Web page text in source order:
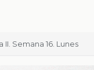
II. Semana 16. Lunes